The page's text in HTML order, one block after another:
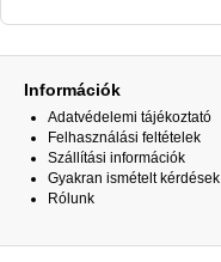
Információk
Adatvédelemi tájékoztató
Felhasználási feltételek
Szállítási információk
Gyakran ismételt kérdések
Rólunk